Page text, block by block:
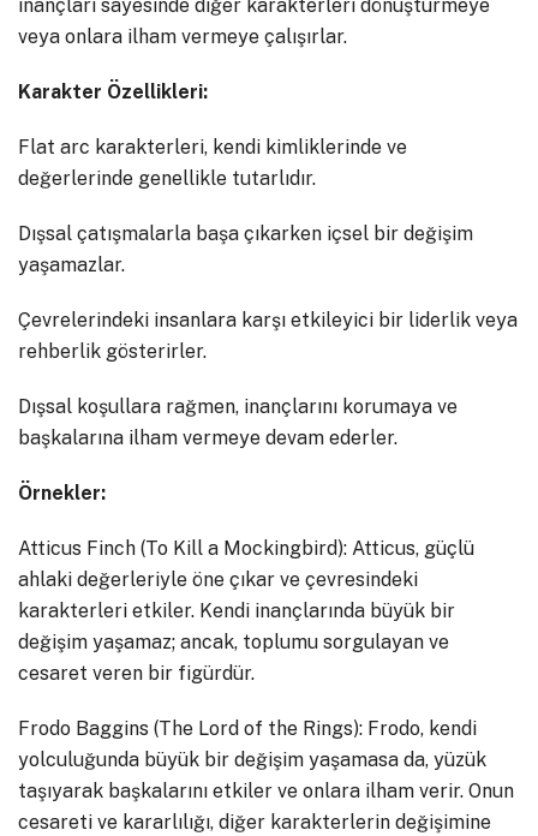
inançları sayesinde diğer karakterleri dönüştürmeye
veya onlara ilham vermeye çalışırlar.
Karakter Özellikleri:
Flat arc karakterleri, kendi kimliklerinde ve
değerlerinde genellikle tutarlıdır.
Dışsal çatışmalarla başa çıkarken içsel bir değişim
yaşamazlar.
Çevrelerindeki insanlara karşı etkileyici bir liderlik veya
rehberlik gösterirler.
Dışsal koşullara rağmen, inançlarını korumaya ve
başkalarına ilham vermeye devam ederler.
Örnekler:
Atticus Finch (To Kill a Mockingbird): Atticus, güçlü
ahlaki değerleriyle öne çıkar ve çevresindeki
karakterleri etkiler. Kendi inançlarında büyük bir
değişim yaşamaz; ancak, toplumu sorgulayan ve
cesaret veren bir figürdür.
Frodo Baggins (The Lord of the Rings): Frodo, kendi
yolculuğunda büyük bir değişim yaşamasa da, yüzük
taşıyarak başkalarını etkiler ve onlara ilham verir. Onun
cesareti ve kararlılığı, diğer karakterlerin değişimine